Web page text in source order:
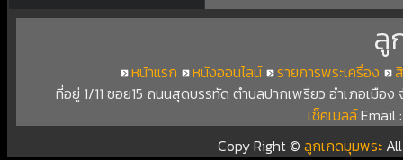
ลู
หน้าแรก หนังออนไลน์ รายการพระเครื่อง
ที่อยู่ 1/11 ซอย15 ถนนสุดบรรทัด ตำบลปากเพรียว อำเภอเมือ
เช็คเมลล์Email
Copy Right ©ลูกเกดมุมพระ